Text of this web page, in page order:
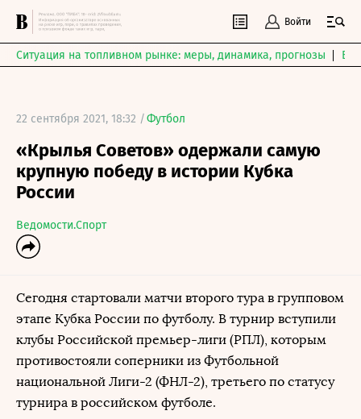
Войти
Ситуация на топливном рынке: меры, динамика, прогнозы
22 сентября 2021, 18:32 /Футбол
«Крылья Советов» одержали самую
крупную победу в истории Кубка
России
Ведомости.Спорт
Сегодня стартовали матчи второго тура в групповом
этапе Кубка России по футболу. В турнир вступили
клубы Российской премьер-лиги (РПЛ), которым
противостояли соперники из Футбольной
национальной Лиги-2 (ФНЛ-2), третьего по статусу
турнира в российском футболе.